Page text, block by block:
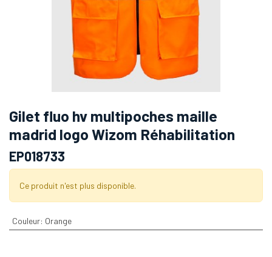
Gilet fluo hv multipoches maille
madrid logo Wizom Réhabilitation
EP018733
Ce produit n'est plus disponible.
Couleur: Orange